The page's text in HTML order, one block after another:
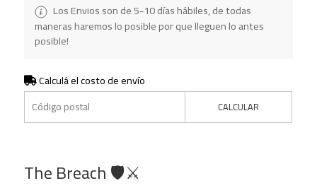
Los Envios son de 5-10 días hábiles, de todas
maneras haremos lo posible por que lleguen lo antes
posible!
Calculá el costo de envío
CALCULAR
The Breach 🛡️⚔️